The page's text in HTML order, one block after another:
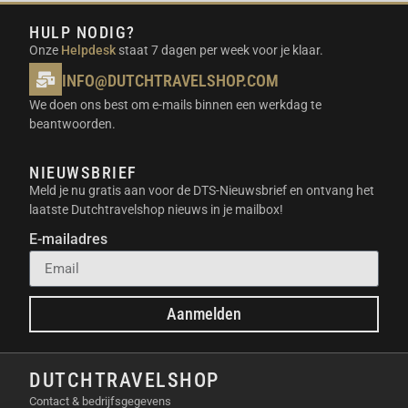
ACTIVETRACK VOOR NAUWKEURIG
VOLGEN
Deze functie zorgt ervoor dat je nooit meer uit het
oog wordt verloren. De software herkent gezichten en
objecten met grote precisie. Terwijl jij beweegt draait
INGEBOUWDE UITSCHUIFBARE STICK
De gimbal beschikt over een handig verlengstuk dat
je eenvoudig uitschuift. Hierdoor maak je makkelijker
mensen in beeld tijdens een groepsfoto. Het biedt
extra creatieve vrijheid.
UNIEKE EIGENSCHAPPEN
De DJI Osmo Mobile 8P Standard Combo
HULP NODIG?
Onze Helpdesk staat 7 dagen per week voor je klaar.
INFO@DUTCHTRAVELSHOP.COM
We doen ons best om e-mails binnen een werkdag te
beantwoorden.
NIEUWSBRIEF
Meld je nu gratis aan voor de DTS-Nieuwsbrief en ontvang het
laatste Dutchtravelshop nieuws in je mailbox!
E-mailadres
Aanmelden
DUTCHTRAVELSHOP
Contact & bedrijfsgegevens